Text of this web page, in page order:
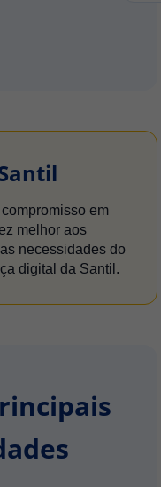
em
melhor aos
necessidades do
digital da Santil.